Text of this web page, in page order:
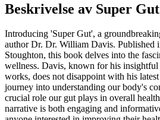
Beskrivelse av Super Gut
Introducing 'Super Gut', a
author Dr. Dr. William Davis. Published
Stoughton, this book delves into the
wellness. Davis, known for his
works, does not disappoint with his
journey into understanding our body's
crucial role our gut plays in overall
narrative is both engaging and